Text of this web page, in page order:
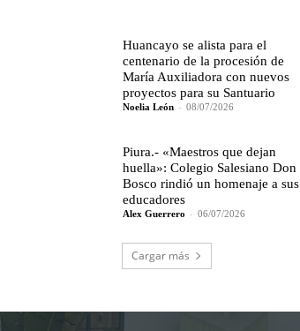
Huancayo se alista para el
centenario de la procesión de
María Auxiliadora con nuevos
proyectos para su Santuario
Noelia León - 08/07/2026
Piura.- «Maestros que dejan
huella»: Colegio Salesiano Don
Bosco rindió un homenaje a sus
educadores
Alex Guerrero - 06/07/2026
Cargar más